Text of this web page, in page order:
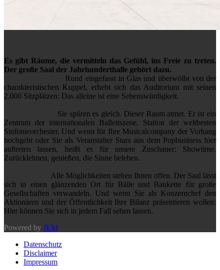
Es gibt Räume, die vermitteln das Gefühl, ins Freie zu treten.
Der große Saal der Jahrhunderthalle gehört dazu.
Rund eingefasst in Glas und überwölbt von der
charakteristischen Kuppel, erhebt sich das Auditorium mit seinen
2.000 Sitzplätzen: Das alleine ist eine Sehenswürdigkeit.
Sie spüren es gleich. Dieser Raum atmet. Er ist ein
Zentrum der internationalen Ballettszene, Station der weltbesten
Sinfonieorchester. Und wenn für Ihre Musicalcompany der Vorhang
hochgeht oder Sie als Veranstalter Stars aus dem Popbusiness hier
auftreten lassen, heißt es für unsere Zuschauer: Showtime.
Zurücklehnen, genießen, die Sinne beleben.
Alle Möglichkeiten stehen Ihnen offen. Der Saal lässt
sich in einen glänzenden Ort für Bälle und Bankette für große
Gesellschaften verwandeln. Und wenn Sie als Konzernchef den
Aktionären und der Öffentlichkeit Ihre Bilanz präsentieren wollen:
Hier können Sie sich in jedem Fall sehen lassen.
Powered by JEM
Datenschutz
Disclaimer
Impressum